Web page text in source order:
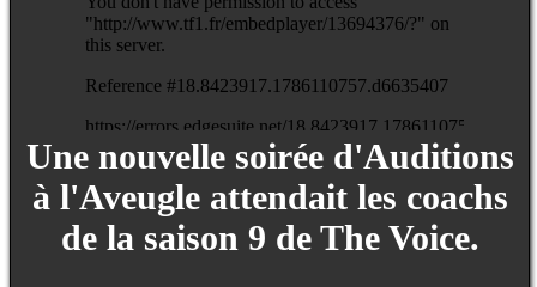
Une nouvelle soirée d'Auditions
à l'Aveugle attendait les coachs
de la saison 9 de The Voice.